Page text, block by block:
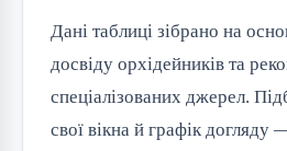
Дані таблиці зібрано на
досвіду орхідейників та
спеціалізованих джерел.
свої вікна й графік